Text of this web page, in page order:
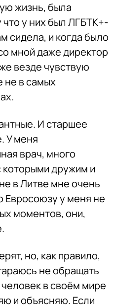
жизнь, была
у них был ЛГБТК+-
сидела, и когда было
мной даже директор
везде чувствую
не в самых
И старшее
У меня
врач, много
дружим и
в Литве мне очень
Евросоюзу у меня не
моментов, они,
но, как правило,
не обращать
в своём мире
и объясняю. Если